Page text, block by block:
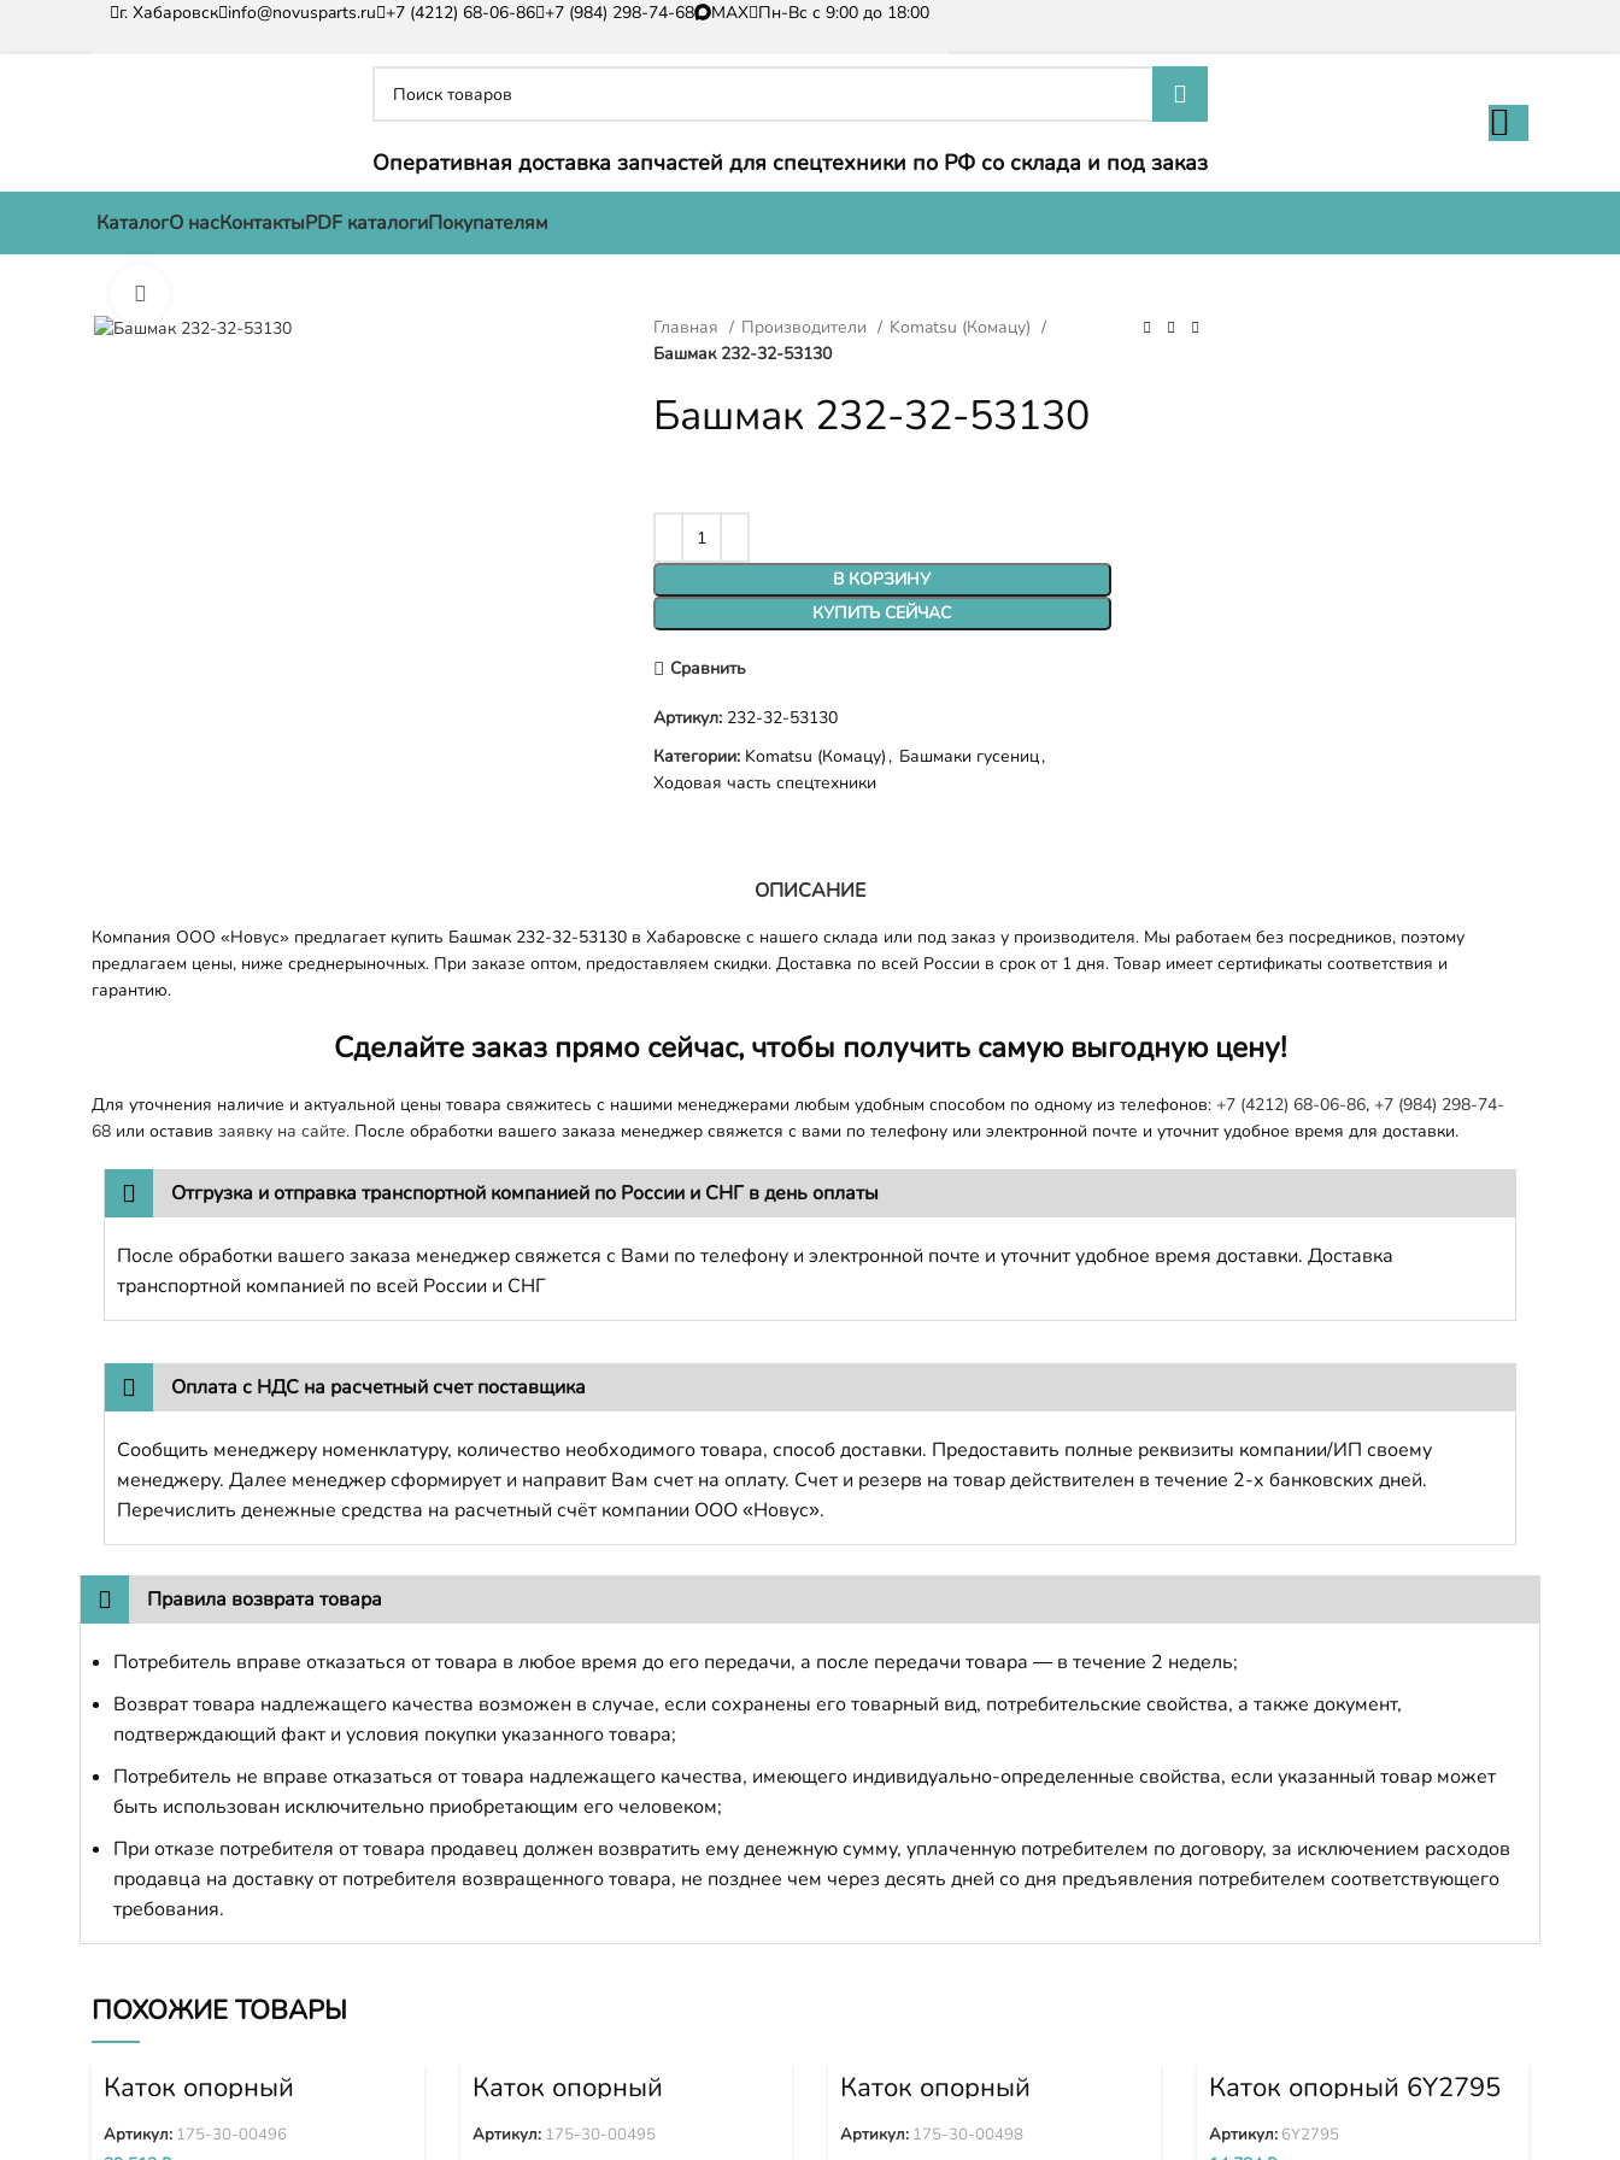
г. Хабаровск info@novusparts.ru +7 (4212) 68-06-86 +7 (984) 298-74-68 MAX Пн-Вс с 9:00 до 18:00
Оперативная доставка запчастей для спецтехники по РФ со склада и под заказ
КаталогО насКонтактыPDF каталогиПокупателям
Главная Производители
Komatsu (Комацу)
Башмак 232-32-53130
Башмак 232-32-53130
В КОРЗИНУ
КУПИТЬ СЕЙЧАС
Сравнить
Артикул: 232-32-53130
Категории: Komatsu (Комацу) , Башмаки гусениц,
Ходовая часть спецтехники
ОПИСАНИЕ
Компания ООО «Новус» предлагает купить Башмак 232-32-53130 в Хабаровске с нашего склада или под заказ у производителя. Мы работаем без посредников, поэтому
предлагаем цены, ниже среднерыночных. При заказе оптом, предоставляем скидки. Доставка по всей России в срок от 1 дня. Товар имеет сертификаты соответствия и
гарантию.
Сделайте заказ прямо сейчас, чтобы получить самую выгодную цену!
Для уточнения наличие и актуальной цены товара свяжитесь с нашими менеджерами любым удобным способом по одному из телефонов: +7 (4212) 68-06-86, +7 (984) 298-74-
68 или оставив заявку на сайте. После обработки вашего заказа менеджер свяжется с вами по телефону или электронной почте и уточнит удобное время для доставки.
Отгрузка и отправка транспортной компанией по России и СНГ в день оплаты
После обработки вашего заказа менеджер свяжется с Вами по телефону и электронной почте и уточнит удобное время доставки. Доставка
транспортной компанией по всей России и СНГ
Оплата с НДС на расчетный счет поставщика
Сообщить менеджеру номенклатуру, количество необходимого товара, способ доставки. Предоставить полные реквизиты компании/ИП своему
менеджеру. Далее менеджер сформирует и направит Вам счет на оплату. Счет и резерв на товар действителен в течение 2-х банковских дней.
Перечислить денежные средства на расчетный счёт компании ООО «Новус».
Правила возврата товара
Потребитель вправе отказаться от товара в любое время до его передачи, а после передачи товара — в течение 2 недель;
Возврат товара надлежащего качества возможен в случае, если сохранены его товарный вид, потребительские свойства, а также документ,
подтверждающий факт и условия покупки указанного товара;
Потребитель не вправе отказаться от товара надлежащего качества, имеющего индивидуально-определенные свойства, если указанный товар может
быть использован исключительно приобретающим его человеком;
При отказе потребителя от товара продавец должен возвратить ему денежную сумму, уплаченную потребителем по договору, за исключением расходов
продавца на доставку от потребителя возвращенного товара, не позднее чем через десять дней со дня предъявления потребителем соответствующего
требования.
ПОХОЖИЕ ТОВАРЫ
Каток опорный
двубортный 175-30-
00496
Артикул: 175-30-00496
Каток опорный
двубортный 175-30-
00495
Артикул: 175-30-00495
Каток опорный
двубортный 175-30-
00498
Артикул: 175-30-00498
Каток опорный 6Y2795
Артикул: 6Y2795